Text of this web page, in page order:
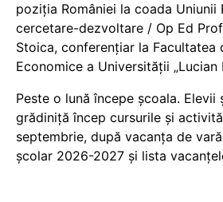
poziția României la coada Uniunii
cercetare-dezvoltare / Op Ed
Stoica, conferențiar la Facultatea
Economice a Universității „Lucian
Peste o lună începe școala. Elevii
grădiniță încep cursurile și
septembrie, după vacanța de
școlar 2026-2027 și lista